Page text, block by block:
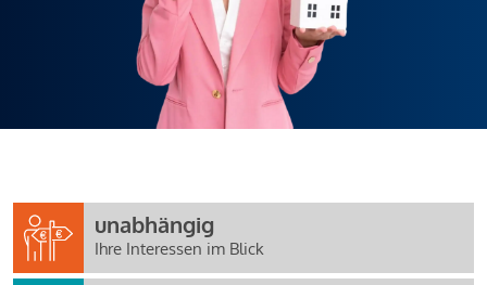
unabhängig
Ihre Interessen im Blick